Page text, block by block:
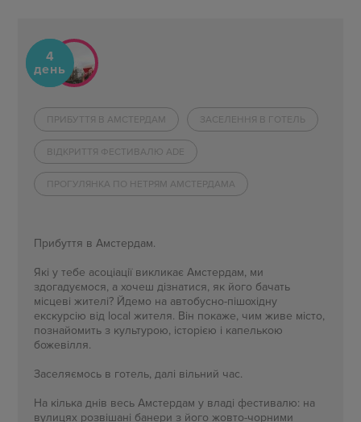
4
день
ПРИБУТТЯ В АМСТЕРДАМ ЗАСЕЛЕННЯ В ГОТЕЛЬ
ВІДКРИТТЯ ФЕСТИВАЛЮ ADE
ПРОГУЛЯНКА ПО НЕТРЯМ АМСТЕРДАМА
Прибуття в Амстердам.
Які у тебе асоціації викликає Амстердам, ми
здогадуємося, а хочеш дізнатися, як його бачать
місцеві жителі? Йдемо на автобусно-пішохідну
екскурсію від local жителя. Він покаже, чим живе місто,
познайомить з культурою, історією і капелькою
божевілля.
Заселяємось в готель, далі вільний час.
На кілька днів весь Амстердам у владі фестивалю: на
вулицях розвішані банери з його жовто-чорними